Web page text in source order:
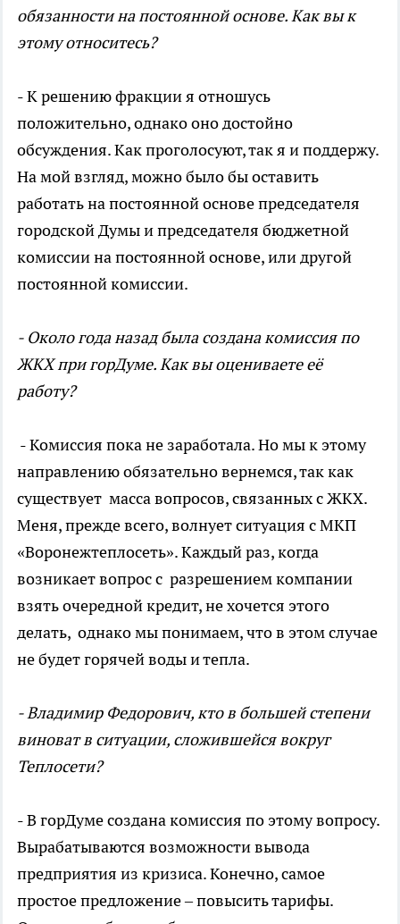
обязанности на постоянной основе. Как вы к
этому относитесь?
- К решению фракции я отношусь
положительно, однако оно достойно
обсуждения. Как проголосуют, так я и поддержу.
На мой взгляд, можно было бы оставить
работать на постоянной основе председателя
городской Думы и председателя бюджетной
комиссии на постоянной основе, или другой
постоянной комиссии.
- Около года назад была создана комиссия по
ЖКХ при горДуме. Как вы оцениваете её
работу?
- Комиссия пока не заработала. Но мы к этому
направлению обязательно вернемся, так как
существует масса вопросов, связанных с ЖКХ.
Меня, прежде всего, волнует ситуация с МКП
«Воронежтеплосеть». Каждый раз, когда
возникает вопрос с разрешением компании
взять очередной кредит, не хочется этого
делать, однако мы понимаем, что в этом случае
не будет горячей воды и тепла.
- Владимир Федорович, кто в большей степени
виноват в ситуации, сложившейся вокруг
Теплосети?
- В горДуме создана комиссия по этому вопросу.
Вырабатываются возможности вывода
предприятия из кризиса. Конечно, самое
простое предложение – повысить тарифы.